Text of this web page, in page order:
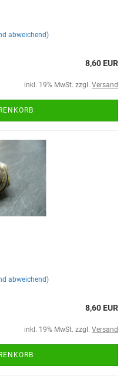
abweichend)
8,60 EUR
inkl. 19% MwSt. zzgl. Versand
abweichend)
8,60 EUR
inkl. 19% MwSt. zzgl. Versand